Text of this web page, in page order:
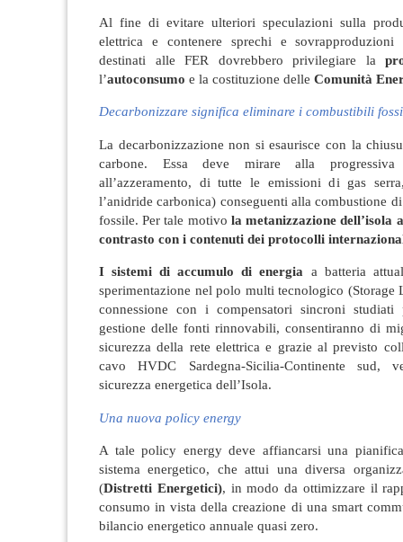
Al fine di evitare ulteriori speculazioni sulla
elettrica e contenere sprechi e
destinati alle FER dovrebbero privilegiare la
l’autoconsumo e la costituzione delle Comunità
Decarbonizzare significa eliminare i combustibili
La decarbonizzazione non si esaurisce con la
carbone. Essa deve mirare alla
all’azzeramento, di tutte le emissioni di gas
l’anidride carbonica) conseguenti alla combustione
fossile. Per tale motivo la metanizzazione dell’isola
contrasto con i contenuti dei protocolli
I sistemi di accumulo di energia a batteria
sperimentazione nel polo multi tecnologico
connessione con i compensatori sincroni
gestione delle fonti rinnovabili, consentiranno di
sicurezza della rete elettrica e grazie al previsto
cavo HVDC Sardegna-Sicilia-Continente sud,
sicurezza energetica dell’Isola.
Una nuova policy energy
A tale policy energy deve affiancarsi una
sistema energetico, che attui una diversa
(Distretti Energetici), in modo da ottimizzare il
consumo in vista della creazione di una smart
bilancio energetico annuale quasi zero.